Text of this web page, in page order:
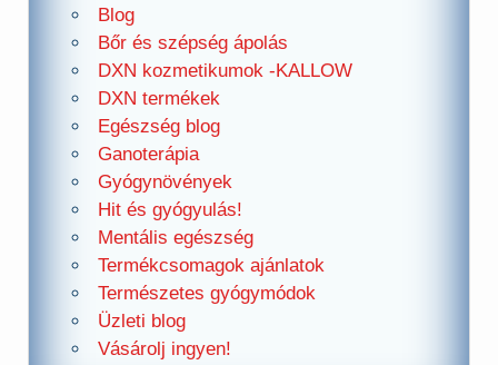
Blog
Bőr és szépség ápolás
DXN kozmetikumok -KALLOW
DXN termékek
Egészség blog
Ganoterápia
Gyógynövények
Hit és gyógyulás!
Mentális egészség
Termékcsomagok ajánlatok
Természetes gyógymódok
Üzleti blog
Vásárolj ingyen!